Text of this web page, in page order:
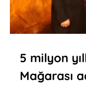
5 milyon
Mağarası